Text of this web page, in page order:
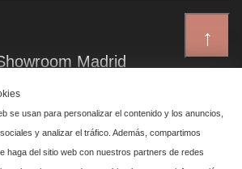
↑
Madrid
de Canalejas 6, 4 izq
Centro, 28014 Madrid
se usan para personalizar el contenido y los anuncios,
y analizar el tráfico. Además, compartimos
haga del sitio web con nuestros partners de redes